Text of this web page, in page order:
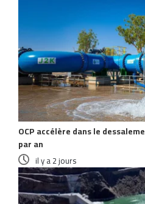
OCP accélère dans le
par an
il y a 2 jours